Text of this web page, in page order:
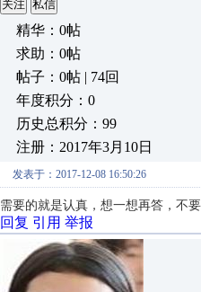
关注 私信
精华：0帖
求助：0帖
帖子：0帖 | 74回
年度积分：0
历史总积分：99
注册：2017年3月10日
发表于：2017-12-08 16:50:26
需要的就是认真，想一想再答，不
回复 引用 举报